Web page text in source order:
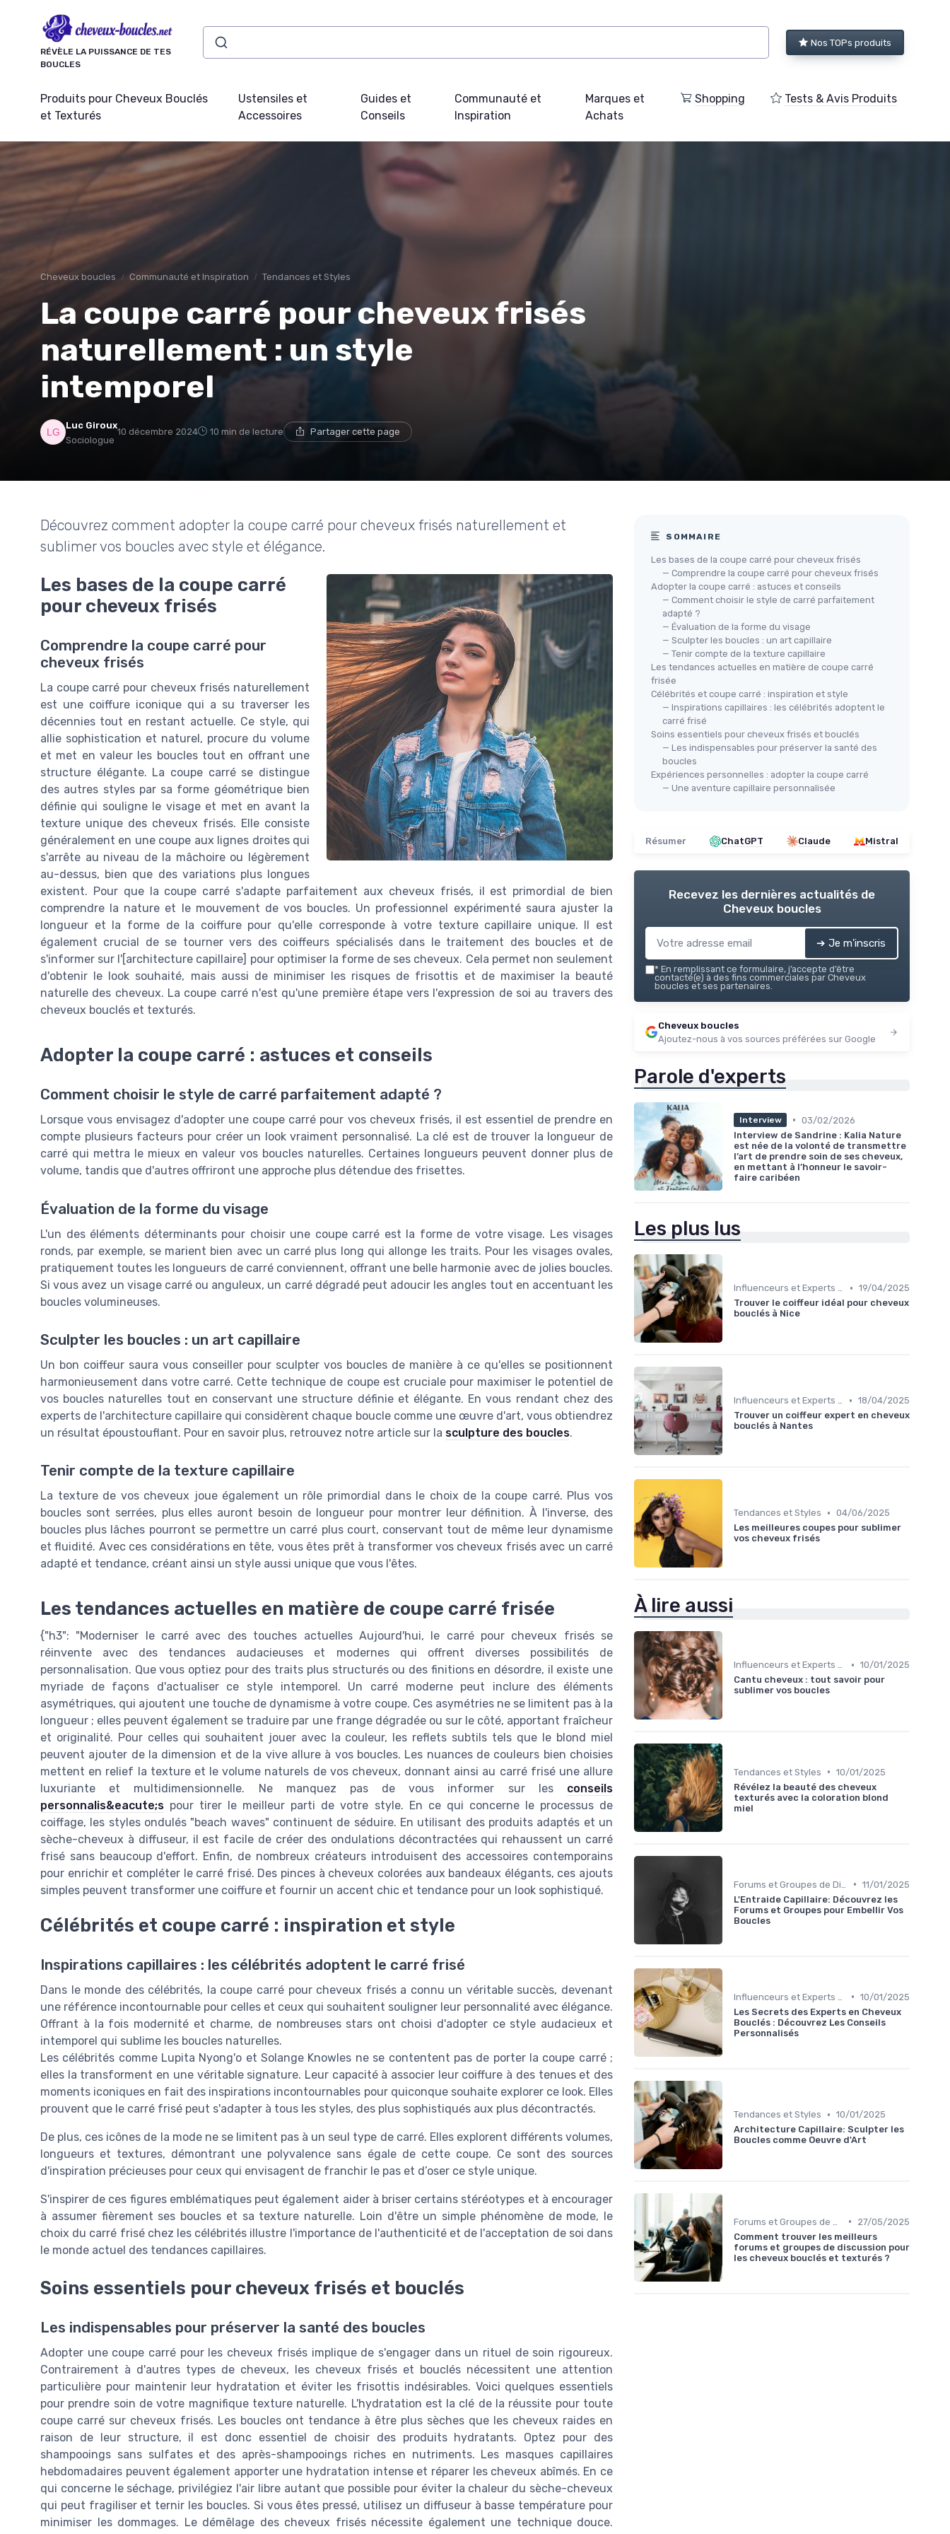
RÉVÈLE LA PUISSANCE DE TES
BOUCLES
Nos TOPs produits
Produits pour Cheveux Bouclés
et Texturés
Ustensiles et
Accessoires
Guides et
Conseils
Communauté et
Inspiration
Marques et
Achats
Shopping Tests & Avis Produits
Cheveux boucles Communauté et Inspiration Tendances et Styles
La coupe carré pour cheveux frisés
naturellement : un style
intemporel
Luc Giroux
Sociologue
10 décembre 2024 10 min de lecture Partager cette page
Découvrez comment adopter la coupe carré pour cheveux frisés naturellement et
sublimer vos boucles avec style et élégance.
Les bases de la coupe carré
pour cheveux frisés
Comprendre la coupe carré pour
cheveux frisés
La coupe carré pour cheveux frisés naturellement
est une coiffure iconique qui a su traverser les
décennies tout en restant actuelle. Ce style, qui
allie sophistication et naturel, procure du volume
et met en valeur les boucles tout en offrant une
structure élégante. La coupe carré se distingue
des autres styles par sa forme géométrique bien
définie qui souligne le visage et met en avant la
texture unique des cheveux frisés. Elle consiste
généralement en une coupe aux lignes droites qui
s'arrête au niveau de la mâchoire ou légèrement
au-dessus, bien que des variations plus longues
existent. Pour que la coupe carré s'adapte parfaitement aux cheveux frisés, il est primordial de bien
comprendre la nature et le mouvement de vos boucles. Un professionnel expérimenté saura ajuster la
longueur et la forme de la coiffure pour qu'elle corresponde à votre texture capillaire unique. Il est
également crucial de se tourner vers des coiffeurs spécialisés dans le traitement des boucles et de
s'informer sur l'[architecture capillaire] pour optimiser la forme de ses cheveux. Cela permet non seulement
d'obtenir le look souhaité, mais aussi de minimiser les risques de frisottis et de maximiser la beauté
naturelle des cheveux. La coupe carré n'est qu'une première étape vers l'expression de soi au travers des
cheveux bouclés et texturés.
Adopter la coupe carré : astuces et conseils
Comment choisir le style de carré parfaitement adapté ?
Lorsque vous envisagez d'adopter une coupe carré pour vos cheveux frisés, il est essentiel de prendre en
compte plusieurs facteurs pour créer un look vraiment personnalisé. La clé est de trouver la longueur de
carré qui mettra le mieux en valeur vos boucles naturelles. Certaines longueurs peuvent donner plus de
volume, tandis que d'autres offriront une approche plus détendue des frisettes.
Évaluation de la forme du visage
L'un des éléments déterminants pour choisir une coupe carré est la forme de votre visage. Les visages
ronds, par exemple, se marient bien avec un carré plus long qui allonge les traits. Pour les visages ovales,
pratiquement toutes les longueurs de carré conviennent, offrant une belle harmonie avec de jolies boucles.
Si vous avez un visage carré ou anguleux, un carré dégradé peut adoucir les angles tout en accentuant les
boucles volumineuses.
Sculpter les boucles : un art capillaire
Un bon coiffeur saura vous conseiller pour sculpter vos boucles de manière à ce qu'elles se positionnent
harmonieusement dans votre carré. Cette technique de coupe est cruciale pour maximiser le potentiel de
vos boucles naturelles tout en conservant une structure définie et élégante. En vous rendant chez des
experts de l'architecture capillaire qui considèrent chaque boucle comme une œuvre d'art, vous obtiendrez
un résultat époustouflant. Pour en savoir plus, retrouvez notre article sur la sculpture des boucles.
Tenir compte de la texture capillaire
La texture de vos cheveux joue également un rôle primordial dans le choix de la coupe carré. Plus vos
boucles sont serrées, plus elles auront besoin de longueur pour montrer leur définition. À l'inverse, des
boucles plus lâches pourront se permettre un carré plus court, conservant tout de même leur dynamisme
et fluidité. Avec ces considérations en tête, vous êtes prêt à transformer vos cheveux frisés avec un carré
adapté et tendance, créant ainsi un style aussi unique que vous l'êtes.
Les tendances actuelles en matière de coupe carré frisée
{"h3": "Moderniser le carré avec des touches actuelles Aujourd'hui, le carré pour cheveux frisés se
réinvente avec des tendances audacieuses et modernes qui offrent diverses possibilités de
personnalisation. Que vous optiez pour des traits plus structurés ou des finitions en désordre, il existe une
myriade de façons d'actualiser ce style intemporel. Un carré moderne peut inclure des éléments
asymétriques, qui ajoutent une touche de dynamisme à votre coupe. Ces asymétries ne se limitent pas à la
longueur ; elles peuvent également se traduire par une frange dégradée ou sur le côté, apportant fraîcheur
et originalité. Pour celles qui souhaitent jouer avec la couleur, les reflets subtils tels que le blond miel
peuvent ajouter de la dimension et de la vive allure à vos boucles. Les nuances de couleurs bien choisies
mettent en relief la texture et le volume naturels de vos cheveux, donnant ainsi au carré frisé une allure
luxuriante et multidimensionnelle. Ne manquez pas de vous informer sur les conseils
personnalis&eacute;s pour tirer le meilleur parti de votre style. En ce qui concerne le processus de
coiffage, les styles ondulés "beach waves" continuent de séduire. En utilisant des produits adaptés et un
sèche-cheveux à diffuseur, il est facile de créer des ondulations décontractées qui rehaussent un carré
frisé sans beaucoup d'effort. Enfin, de nombreux créateurs introduisent des accessoires contemporains
pour enrichir et compléter le carré frisé. Des pinces à cheveux colorées aux bandeaux élégants, ces ajouts
simples peuvent transformer une coiffure et fournir un accent chic et tendance pour un look sophistiqué.
Célébrités et coupe carré : inspiration et style
Inspirations capillaires : les célébrités adoptent le carré frisé
Dans le monde des célébrités, la coupe carré pour cheveux frisés a connu un véritable succès, devenant
une référence incontournable pour celles et ceux qui souhaitent souligner leur personnalité avec élégance.
Offrant à la fois modernité et charme, de nombreuses stars ont choisi d'adopter ce style audacieux et
intemporel qui sublime les boucles naturelles.
Les célébrités comme Lupita Nyong'o et Solange Knowles ne se contentent pas de porter la coupe carré ;
elles la transforment en une véritable signature. Leur capacité à associer leur coiffure à des tenues et des
moments iconiques en fait des inspirations incontournables pour quiconque souhaite explorer ce look. Elles
prouvent que le carré frisé peut s'adapter à tous les styles, des plus sophistiqués aux plus décontractés.
De plus, ces icônes de la mode ne se limitent pas à un seul type de carré. Elles explorent différents volumes,
longueurs et textures, démontrant une polyvalence sans égale de cette coupe. Ce sont des sources
d'inspiration précieuses pour ceux qui envisagent de franchir le pas et d’oser ce style unique.
S'inspirer de ces figures emblématiques peut également aider à briser certains stéréotypes et à encourager
à assumer fièrement ses boucles et sa texture naturelle. Loin d'être un simple phénomène de mode, le
choix du carré frisé chez les célébrités illustre l'importance de l'authenticité et de l'acceptation de soi dans
le monde actuel des tendances capillaires.
Soins essentiels pour cheveux frisés et bouclés
Les indispensables pour préserver la santé des boucles
Adopter une coupe carré pour les cheveux frisés implique de s'engager dans un rituel de soin rigoureux.
Contrairement à d'autres types de cheveux, les cheveux frisés et bouclés nécessitent une attention
particulière pour maintenir leur hydratation et éviter les frisottis indésirables. Voici quelques essentiels
pour prendre soin de votre magnifique texture naturelle. L'hydratation est la clé de la réussite pour toute
coupe carré sur cheveux frisés. Les boucles ont tendance à être plus sèches que les cheveux raides en
raison de leur structure, il est donc essentiel de choisir des produits hydratants. Optez pour des
shampooings sans sulfates et des après-shampooings riches en nutriments. Les masques capillaires
hebdomadaires peuvent également apporter une hydratation intense et réparer les cheveux abîmés. En ce
qui concerne le séchage, privilégiez l'air libre autant que possible pour éviter la chaleur du sèche-cheveux
qui peut fragiliser et ternir les boucles. Si vous êtes pressé, utilisez un diffuseur à basse température pour
minimiser les dommages. Le démêlage des cheveux frisés nécessite également une technique douce.
SOMMAIRE
Les bases de la coupe carré pour cheveux frisés
— Comprendre la coupe carré pour cheveux frisés
Adopter la coupe carré : astuces et conseils
— Comment choisir le style de carré parfaitement
adapté ?
— Évaluation de la forme du visage
— Sculpter les boucles : un art capillaire
— Tenir compte de la texture capillaire
Les tendances actuelles en matière de coupe carré
frisée
Célébrités et coupe carré : inspiration et style
— Inspirations capillaires : les célébrités adoptent le
carré frisé
Soins essentiels pour cheveux frisés et bouclés
— Les indispensables pour préserver la santé des
boucles
Expériences personnelles : adopter la coupe carré
— Une aventure capillaire personnalisée
Résumer ChatGPT Claude Mistral
Recevez les dernières actualités de
Cheveux boucles
➔ Je m'inscris
* En remplissant ce formulaire, j’accepte d’être
contacté(e) à des fins commerciales par Cheveux
boucles et ses partenaires.
Cheveux boucles
Ajoutez-nous à vos sources préférées sur Google
Parole d'experts
Interview • 03/02/2026
Interview de Sandrine : Kalia Nature
est née de la volonté de transmettre
l’art de prendre soin de ses cheveux,
en mettant à l’honneur le savoir-
faire caribéen
Les plus lus
Influenceurs et Experts en Cheveux Bouclés • 19/04/2025
Trouver le coiffeur idéal pour cheveux
bouclés à Nice
Influenceurs et Experts en Cheveux Bouclés • 18/04/2025
Trouver un coiffeur expert en cheveux
bouclés à Nantes
Tendances et Styles • 04/06/2025
Les meilleures coupes pour sublimer
vos cheveux frisés
À lire aussi
Influenceurs et Experts en Cheveux Bouclés • 10/01/2025
Cantu cheveux : tout savoir pour
sublimer vos boucles
Tendances et Styles • 10/01/2025
Révélez la beauté des cheveux
texturés avec la coloration blond
miel
• 11/01/2025
L'Entraide Capillaire: Découvrez les
Forums et Groupes pour Embellir Vos
Boucles
• 10/01/2025
Les Secrets des Experts en Cheveux
Bouclés : Découvrez Les Conseils
Personnalisés
Tendances et Styles • 10/01/2025
Architecture Capillaire: Sculpter les
Boucles comme Oeuvre d'Art
•
27/05/2025
Comment trouver les meilleurs
forums et groupes de discussion pour
les cheveux bouclés et texturés ?